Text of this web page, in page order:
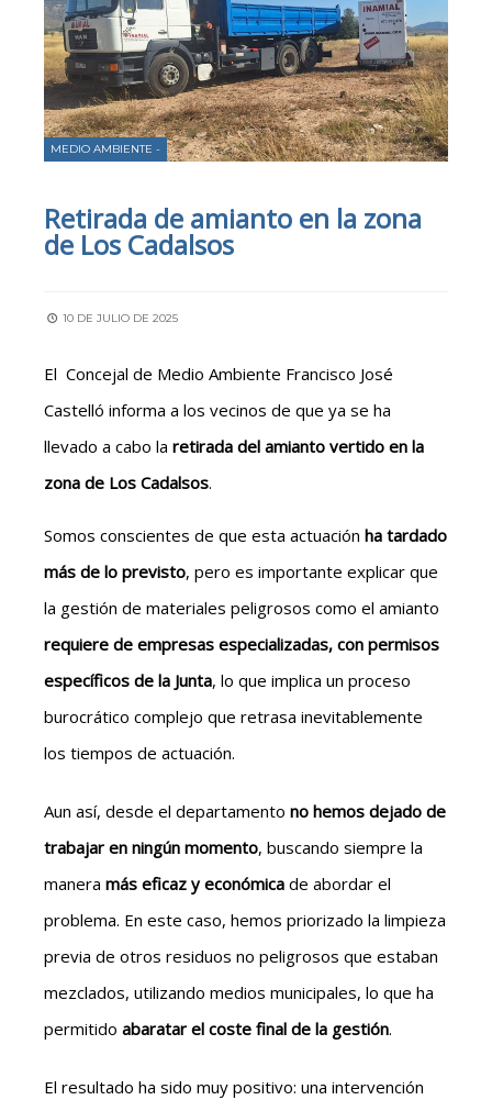
MEDIO AMBIENTE -
Retirada de amianto en la zona
de Los Cadalsos
10 DE JULIO DE 2025
El Concejal de Medio Ambiente Francisco José
Castelló informa a los vecinos de que ya se ha
llevado a cabo la retirada del amianto vertido en la
zona de Los Cadalsos.
Somos conscientes de que esta actuación ha tardado
más de lo previsto, pero es importante explicar que
la gestión de materiales peligrosos como el amianto
requiere de empresas especializadas, con permisos
específicos de la Junta, lo que implica un proceso
burocrático complejo que retrasa inevitablemente
los tiempos de actuación.
Aun así, desde el departamento no hemos dejado de
trabajar en ningún momento, buscando siempre la
manera más eficaz y económica de abordar el
problema. En este caso, hemos priorizado la limpieza
previa de otros residuos no peligrosos que estaban
mezclados, utilizando medios municipales, lo que ha
permitido abaratar el coste final de la gestión.
El resultado ha sido muy positivo: una intervención